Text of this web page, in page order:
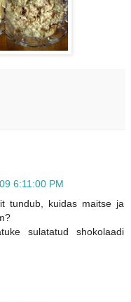
6:11:00 PM
tundub, kuidas maitse ja
sulatatud shokolaadi